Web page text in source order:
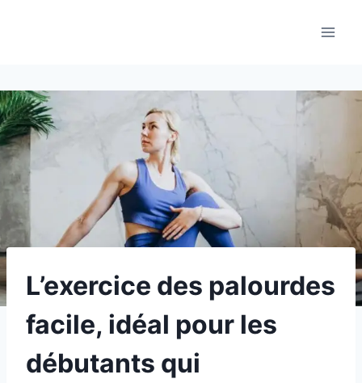
L’exercice des palourdes
facile, idéal pour les
débutants qui